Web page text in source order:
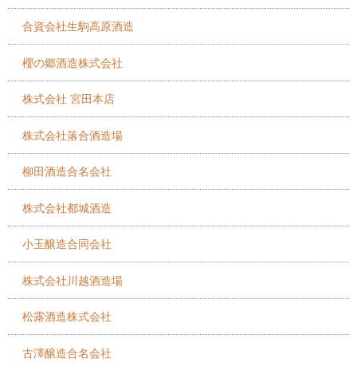
合資会社生駒高原酒造
櫻の郷酒造株式会社
株式会社 宮田本店
株式会社落合酒造場
柳田酒造合名会社
株式会社都城酒造
小玉醸造合同会社
株式会社川越酒造場
松露酒造株式会社
古澤醸造合名会社